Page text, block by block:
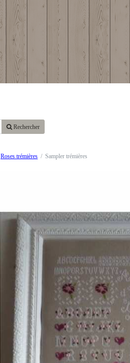
Rechercher
Roses trémières Sampler trémières